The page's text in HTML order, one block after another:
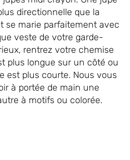
directionnelle que la
se marie parfaitement avec
veste de votre garde-
rentrez votre chemise
plus longue sur un côté ou
est plus courte. Nous vous
à portée de main une
à motifs ou colorée.